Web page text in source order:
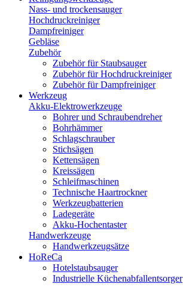
Nass- und trockensauger
Hochdruckreiniger
Dampfreiniger
Gebläse
Zubehör
Zubehör für Staubsauger
Zubehör für Hochdruckreiniger
Zubehör für Dampfreiniger
Werkzeug
Akku-Elektrowerkzeuge
Bohrer und Schraubendreher
Bohrhämmer
Schlagschrauber
Stichsägen
Kettensägen
Kreissägen
Schleifmaschinen
Technische Haartrockner
Werkzeugbatterien
Ladegeräte
Akku-Hochentaster
Handwerkzeuge
Handwerkzeugsätze
HoReCa
Hotelstaubsauger
Industrielle Küchenabfallentsorger